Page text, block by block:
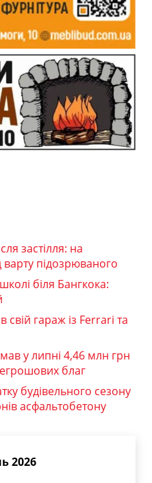
застілля: на
варту підозрюваного
біля Бангкока:
свій гараж із Ferrari та
у липні 4,46 млн грн
благ
будівельного сезону
асфальтобетону
2026